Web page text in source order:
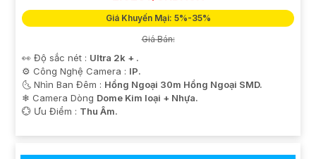
Giá Khuyến Mại: 5%-35%
Giá Bán:
👀 Độ sắc nét : Ultra 2k + .
⚙ Công Nghệ Camera : IP.
🌜 Nhìn Ban Đêm : Hồng Ngoại 30m Hồng Ngoại SMD.
❄ Camera Dòng Dome Kim loại + Nhựa.
️💮 Ưu Điểm : Thu Âm.